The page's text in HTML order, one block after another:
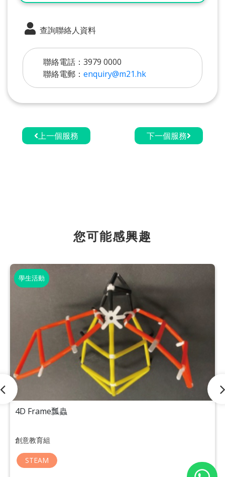
查詢聯絡人資料
聯絡電話：3979 0000
聯絡電郵： enquiry@m21.hk
上一個服務 下一個服務
您可能感興趣
學生活動
4D Frame瓢蟲
創意教育組
STEAM